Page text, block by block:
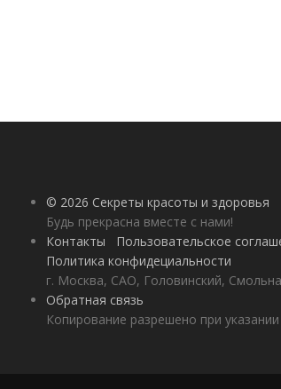
© 2026 Секреты красоты и здоровья
Будь прекрасна вместе с нами!
Контакты
Пользовательское
Политика конфидециальности
г. Москва, САО, Головинский,
Обратная связь
Копирование разрешено при